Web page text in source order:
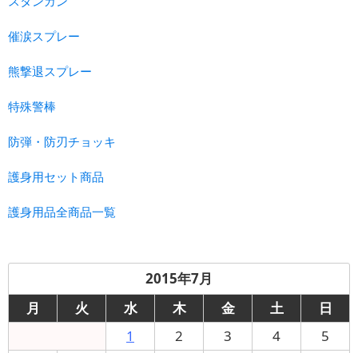
催涙スプレー
熊撃退スプレー
特殊警棒
防弾・防刃チョッキ
護身用セット商品
護身用品全商品一覧
2015年7月
月
火 水 木 金 土
日
1
2 3 4
5